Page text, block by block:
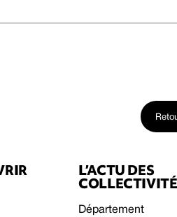
L’ACTU DES
Département